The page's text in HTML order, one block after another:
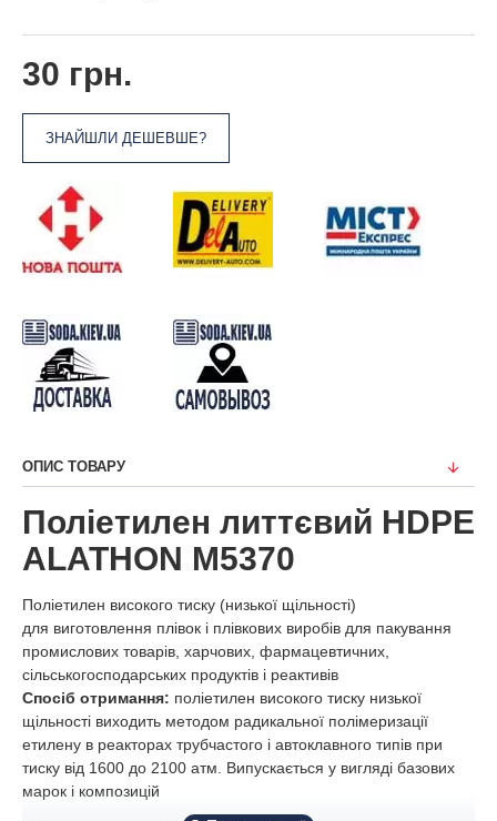
30 грн.
ЗНАЙШЛИ ДЕШЕВШЕ?
ОПИС ТОВАРУ
Поліетилен литтєвий HDPE
ALATHON M5370
Поліетилен високого тиску (низької щільності)
для виготовлення плівок і плівкових виробів для пакування
промислових товарів, харчових, фармацевтичних,
сільськогосподарських продуктів і реактивів
Спосіб отримання: поліетилен високого тиску низької
щільності виходить методом радикальної полімеризації
етилену в реакторах трубчастого і автоклавного типів при
тиску від 1600 до 2100 атм. Випускається у вигляді базових
марок і композицій